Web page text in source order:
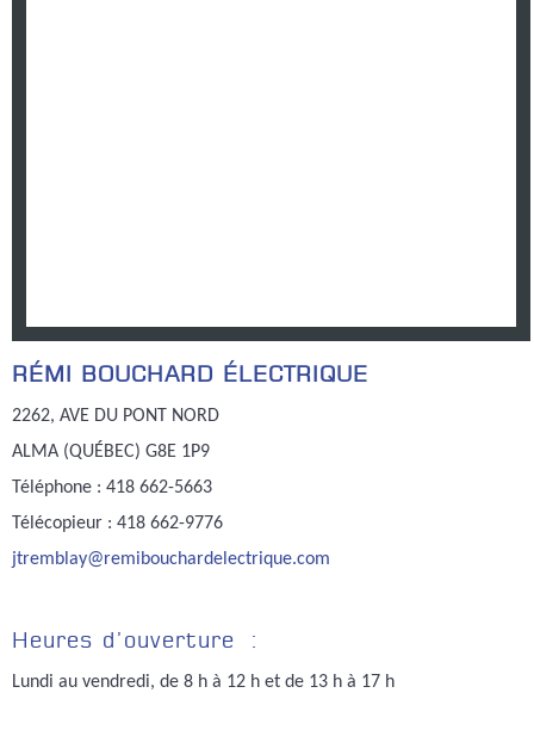
RÉMI BOUCHARD ÉLECTRIQUE
2262, AVE DU PONT NORD
ALMA (QUÉBEC) G8E 1P9
Téléphone : 418 662-5663
Télécopieur : 418 662-9776
jtremblay@remibouchardelectrique.com
Heures d’ouverture :
Lundi au vendredi, de 8 h à 12 h et de 13 h à 17 h